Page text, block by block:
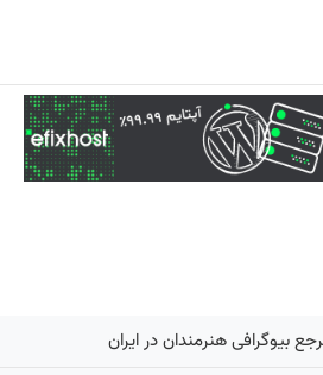
بیوگرافی هنرمندان در ایران